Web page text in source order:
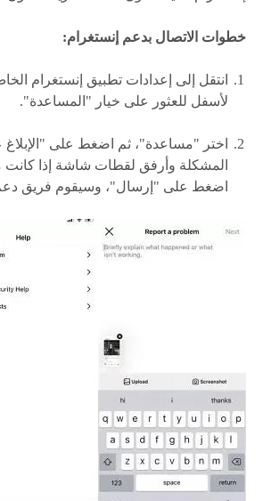
خطوات الاتصال بدعم إنستغرام:
انتقل إلى إعدادات تطبيق إنستغرام
لأسفل للعثور على خيار "المساعدة".
اختر "مساعدة"، ثم اضغط على
المشكلة وأرفق لقطات شاشة إذا كانت
اضغط على "إرسال"، وسيقوم فريق